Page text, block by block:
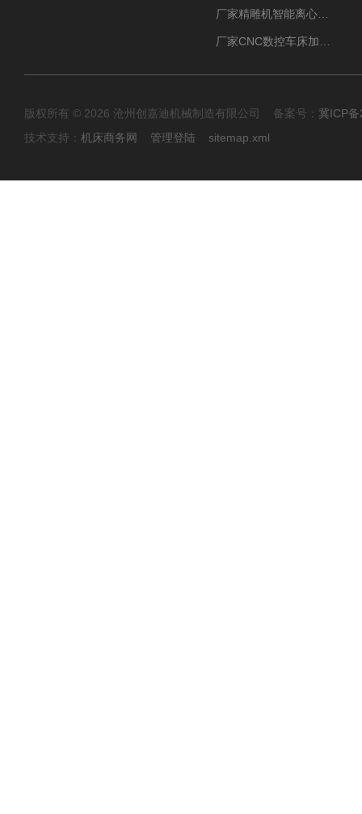
版权所有 © 2026 沧州创嘉迪机械制造有限公司 备案号： 冀ICP
技术支持： 机床商务网 管理登陆 sitemap.xml